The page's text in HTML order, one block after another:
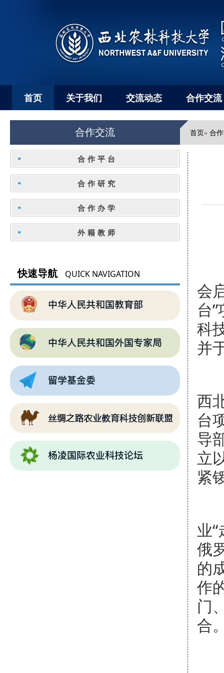
首页 关于我们 交流动态 合作交流
合作交流 首页» 合
合作平台
合作研究
合作办学
外籍教师
快速导航 QUICK NAVIGATION
会
台
科
并
西
台
导
立
紧
业
俄
的
作
门
合